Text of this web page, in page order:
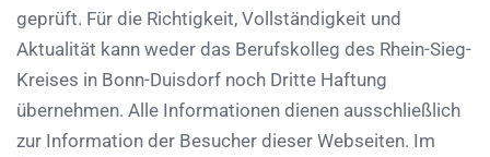
geprüft. Für die Richtigkeit, Vollständigkeit und
Aktualität kann weder das Berufskolleg des Rhein-Sieg-
Kreises in Bonn-Duisdorf noch Dritte Haftung
übernehmen. Alle Informationen dienen ausschließlich
zur Information der Besucher dieser Webseiten. Im